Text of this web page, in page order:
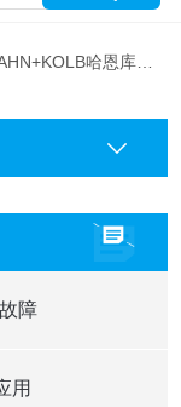
哈恩库博工具
障
用